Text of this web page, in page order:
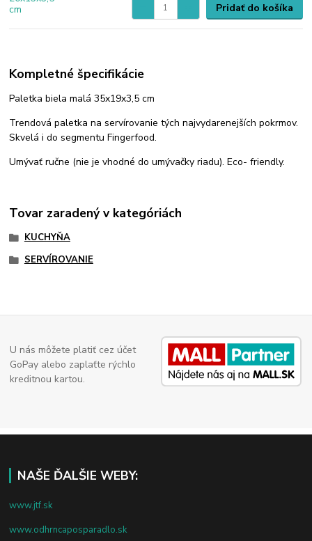
Pridať do košíka
Kompletné špecifikácie
Paletka biela malá 35x19x3,5 cm
Trendová paletka na servírovanie tých najvydarenejších pokrmov.
Skvelá i do segmentu Fingerfood.
Umývať ručne (nie je vhodné do umývačky riadu). Eco- friendly.
Tovar zaradený v kategóriách
KUCHYŇA
SERVÍROVANIE
U nás môžete platiť cez účet
GoPay alebo zaplaťte rýchlo
kreditnou kartou.
NAŠE ĎALŠIE WEBY:
www.jtf.sk
www.odhrncaposparadlo.sk